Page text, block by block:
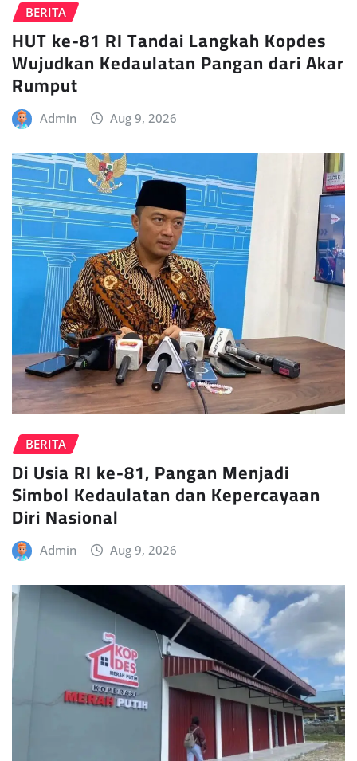
BERITA
HUT ke-81 RI Tandai Langkah Kopdes
Wujudkan Kedaulatan Pangan dari Akar
Rumput
Admin Aug 9, 2026
BERITA
Di Usia RI ke-81, Pangan Menjadi
Simbol Kedaulatan dan Kepercayaan
Diri Nasional
Admin Aug 9, 2026